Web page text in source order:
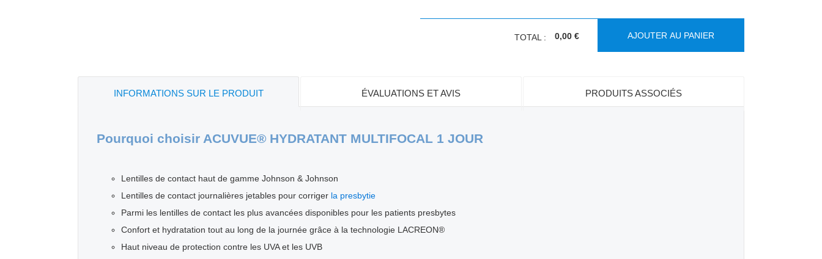
TOTAL : 0,00 € AJOUTER AU PANIER
INFORMATIONS SUR LE PRODUIT ÉVALUATIONS ET AVIS PRODUITS ASSOCIÉS
Pourquoi choisir ACUVUE® HYDRATANT MULTIFOCAL 1 JOUR
Lentilles de contact haut de gamme Johnson & Johnson
Lentilles de contact journalières jetables pour corriger la presbytie
Parmi les lentilles de contact les plus avancées disponibles pour les patients presbytes
Confort et hydratation tout au long de la journée grâce à la technologie LACREON®
Haut niveau de protection contre les UVA et les UVB